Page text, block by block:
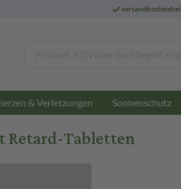
versandkostenfrei
& Verletzungen Sonnenschutz
Retard-Tabletten